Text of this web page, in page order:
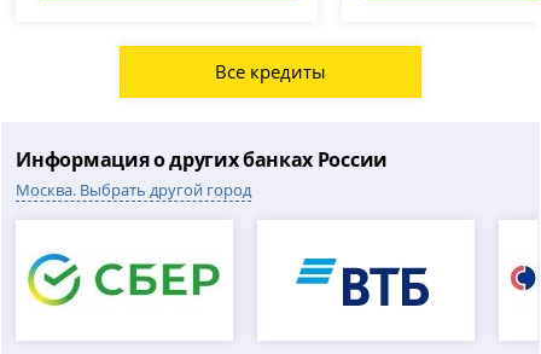
Все кредиты
Информация о других банках России
Москва. Выбрать другой город